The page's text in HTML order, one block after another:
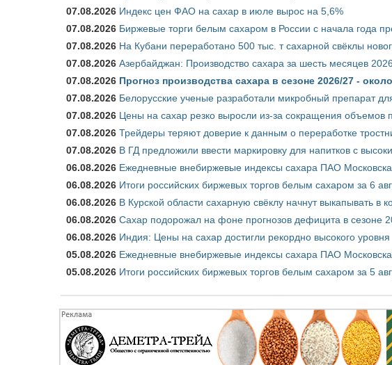
07.08.2026 Индекс цен ФАО на сахар в июле вырос на 5,6%
07.08.2026 Биржевые торги белым сахаром в России с начала года
07.08.2026 На Кубани переработано 500 тыс. т сахарной свёклы
07.08.2026 Азербайджан: Производство сахара за шесть месяцев
07.08.2026 Прогноз производства сахара в сезоне 2026/27 -
07.08.2026 Белорусские ученые разработали микробный препарат
07.08.2026 Цены на сахар резко выросли из-за сокращения объемов
07.08.2026 Трейдеры теряют доверие к данным о переработке
07.08.2026 В ГД предложили ввести маркировку для напитков с
06.08.2026 Ежедневные внебиржевые индексы сахара ПАО
06.08.2026 Итоги российских биржевых торгов белым сахаром за 6
06.08.2026 В Курской области сахарную свёклу начнут выкапывать в
06.08.2026 Сахар подорожал на фоне прогнозов дефицита в сезоне
06.08.2026 Индия: Цены на сахар достигли рекордно высокого уровня
05.08.2026 Ежедневные внебиржевые индексы сахара ПАО
05.08.2026 Итоги российских биржевых торгов белым сахаром за 5